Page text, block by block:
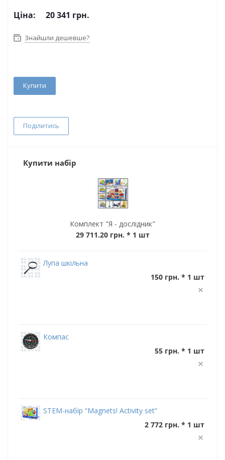
Ціна: 20 341 грн.
Знайшли дешевше?
Купити
Поділитись
Купити набір
Комплект "Я - дослідник"
29 711.20 грн. * 1 шт
Лупа шкільна
150 грн. * 1 шт
Компас
55 грн. * 1 шт
STEM-набір “Magnets! Activity set”
2 772 грн. * 1 шт